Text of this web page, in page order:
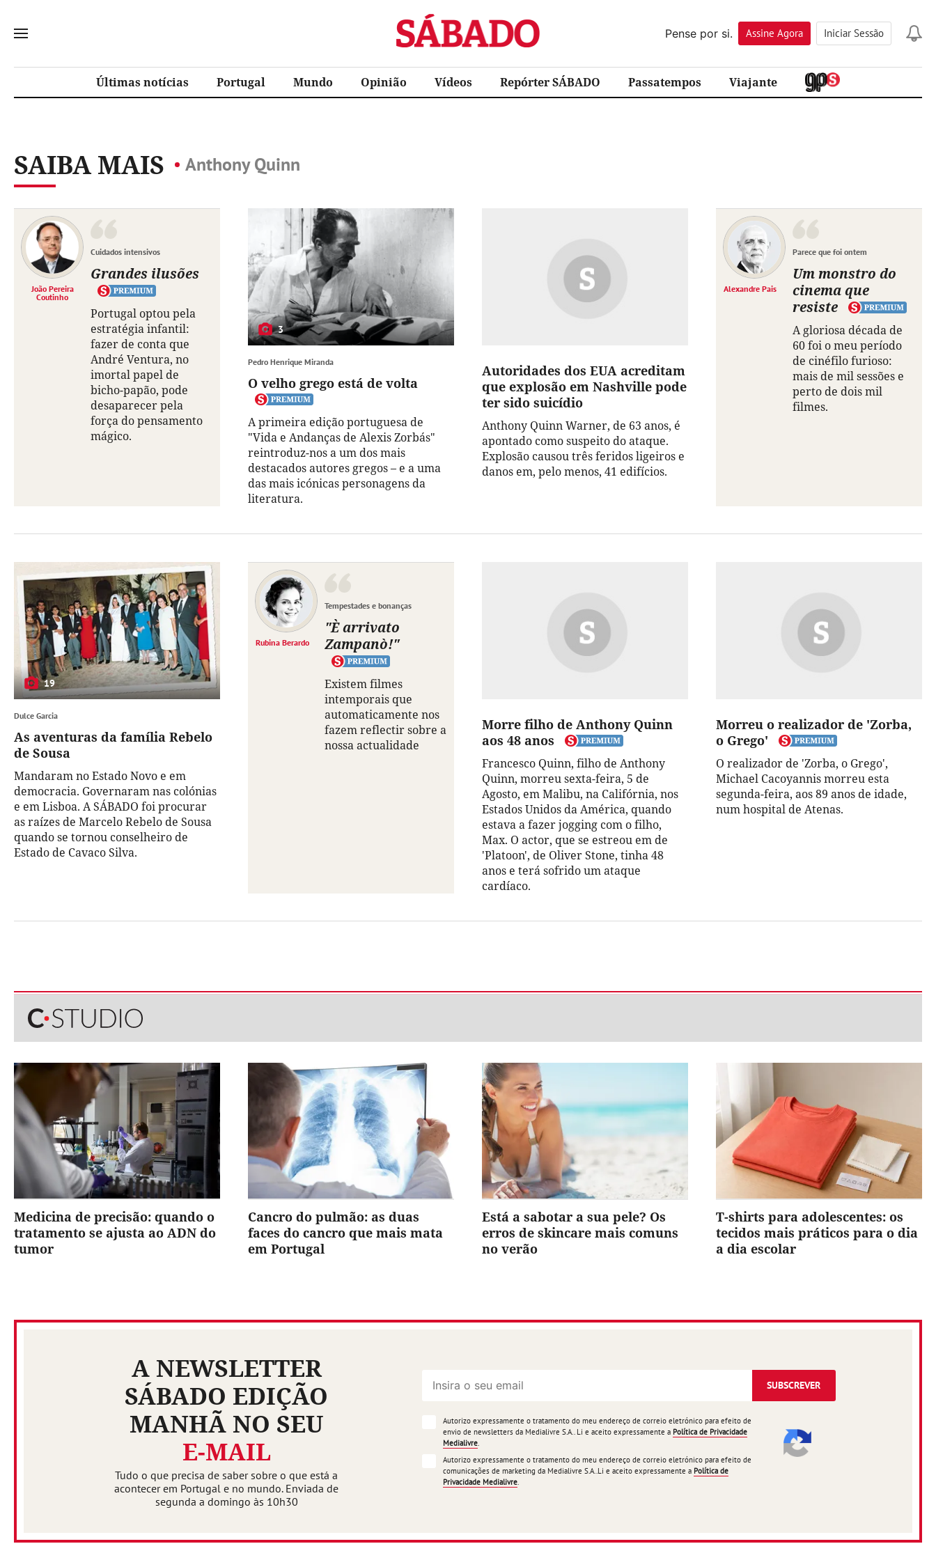
Sábado
Pense por si.
Assine Agora Iniciar Sessão
Últimas notícias Portugal Mundo Opinião Vídeos Repórter SÁBADO Passatempos Viajante
SAIBA MAIS Anthony Quinn
João Pereira
Coutinho
Cuidados intensivos
Grandes ilusões
Portugal optou pela
estratégia infantil:
fazer de conta que
André Ventura, no
imortal papel de
bicho-papão, pode
desaparecer pela
força do pensamento
mágico.
3
Pedro Henrique Miranda
O velho grego está de volta
A primeira edição portuguesa de
"Vida e Andanças de Alexis Zorbás"
reintroduz-nos a um dos mais
destacados autores gregos – e a uma
das mais icónicas personagens da
literatura.
Autoridades dos EUA acreditam
que explosão em Nashville pode
ter sido suicídio
Anthony Quinn Warner, de 63 anos, é
apontado como suspeito do ataque.
Explosão causou três feridos ligeiros e
danos em, pelo menos, 41 edifícios.
Alexandre Pais
Parece que foi ontem
Um monstro do
cinema que
resiste
A gloriosa década de
60 foi o meu período
de cinéfilo furioso:
mais de mil sessões e
perto de dois mil
filmes.
19
Dulce Garcia
As aventuras da família Rebelo
de Sousa
Mandaram no Estado Novo e em
democracia. Governaram nas colónias
e em Lisboa. A SÁBADO foi procurar
as raízes de Marcelo Rebelo de Sousa
quando se tornou conselheiro de
Estado de Cavaco Silva.
Rubina Berardo
Tempestades e bonanças
"È arrivato
Zampanò!"
Existem filmes
intemporais que
automaticamente nos
fazem reflectir sobre a
nossa actualidade
Morre filho de Anthony Quinn
aos 48 anos
Francesco Quinn, filho de Anthony
Quinn, morreu sexta-feira, 5 de
Agosto, em Malibu, na Califórnia, nos
Estados Unidos da América, quando
estava a fazer jogging com o filho,
Max. O actor, que se estreou em de
'Platoon', de Oliver Stone, tinha 48
anos e terá sofrido um ataque
cardíaco.
Morreu o realizador de 'Zorba,
o Grego'
O realizador de 'Zorba, o Grego',
Michael Cacoyannis morreu esta
segunda-feira, aos 89 anos de idade,
num hospital de Atenas.
Medicina de precisão: quando o
tratamento se ajusta ao ADN do
tumor
Cancro do pulmão: as duas
faces do cancro que mais mata
em Portugal
Está a sabotar a sua pele? Os
erros de skincare mais comuns
no verão
T-shirts para adolescentes: os
tecidos mais práticos para o dia
a dia escolar
A NEWSLETTER
SÁBADO EDIÇÃO
MANHÃ NO SEU
E-MAIL
Tudo o que precisa de saber sobre o que está a
acontecer em Portugal e no mundo. Enviada de
segunda a domingo às 10h30
SUBSCREVER
Autorizo expressamente o tratamento do meu endereço de correio eletrónico para efeito de
envio de newsletters da Medialivre S.A.. Li e aceito expressamente a Política de Privacidade
Medialivre
Autorizo expressamente o tratamento do meu endereço de correio eletrónico para efeito de
comunicações de marketing da Medialivre S.A..Li e aceito expressamente a Política de
Privacidade Medialivre